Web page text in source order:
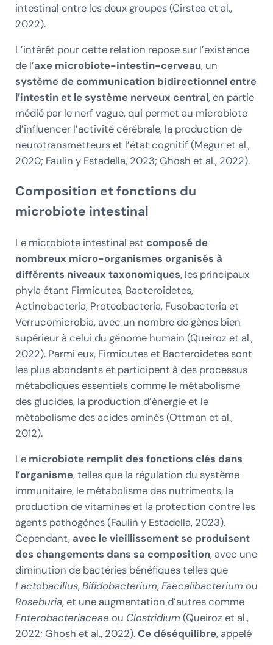
intestinal entre les deux groupes (Cirstea et al.,
2022).
L’intérêt pour cette relation repose sur l’existence
de l’axe microbiote-intestin-cerveau, un
système de communication bidirectionnel entre
l’intestin et le système nerveux central, en partie
médié par le nerf vague, qui permet au microbiote
d’influencer l’activité cérébrale, la production de
neurotransmetteurs et l’état cognitif (Megur et al.,
2020; Faulin y Estadella, 2023; Ghosh et al., 2022).
Composition et fonctions du
microbiote intestinal
Le microbiote intestinal est composé de
nombreux micro-organismes organisés à
différents niveaux taxonomiques, les principaux
phyla étant Firmicutes, Bacteroidetes,
Actinobacteria, Proteobacteria, Fusobacteria et
Verrucomicrobia, avec un nombre de gènes bien
supérieur à celui du génome humain (Queiroz et al.,
2022). Parmi eux, Firmicutes et Bacteroidetes sont
les plus abondants et participent à des processus
métaboliques essentiels comme le métabolisme
des glucides, la production d’énergie et le
métabolisme des acides aminés (Ottman et al.,
2012).
Le microbiote remplit des fonctions clés dans
l’organisme, telles que la régulation du système
immunitaire, le métabolisme des nutriments, la
production de vitamines et la protection contre les
agents pathogènes (Faulin y Estadella, 2023).
Cependant, avec le vieillissement se produisent
des changements dans sa composition, avec une
diminution de bactéries bénéfiques telles que
Lactobacillus,Bifidobacterium,Faecalibacterium ou
Roseburia, et une augmentation d’autres comme
Enterobacteriaceae ou Clostridium (Queiroz et al.,
2022; Ghosh et al., 2022).Ce déséquilibre, appelé